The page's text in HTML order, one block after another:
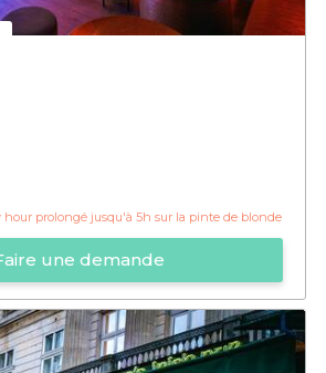
hour prolongé jusqu'à 5h sur la pinte de blonde
une demande